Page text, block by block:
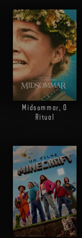
Midsommar, O
Ritual